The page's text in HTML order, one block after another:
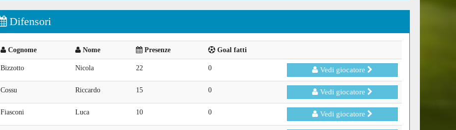
Difensori
Cognome Nome Presenze Goal fatti
Bizzotto Nicola 22 0 Vedi giocatore
Cossu Riccardo 15 0 Vedi giocatore
Fiasconi Luca 10 0 Vedi giocatore